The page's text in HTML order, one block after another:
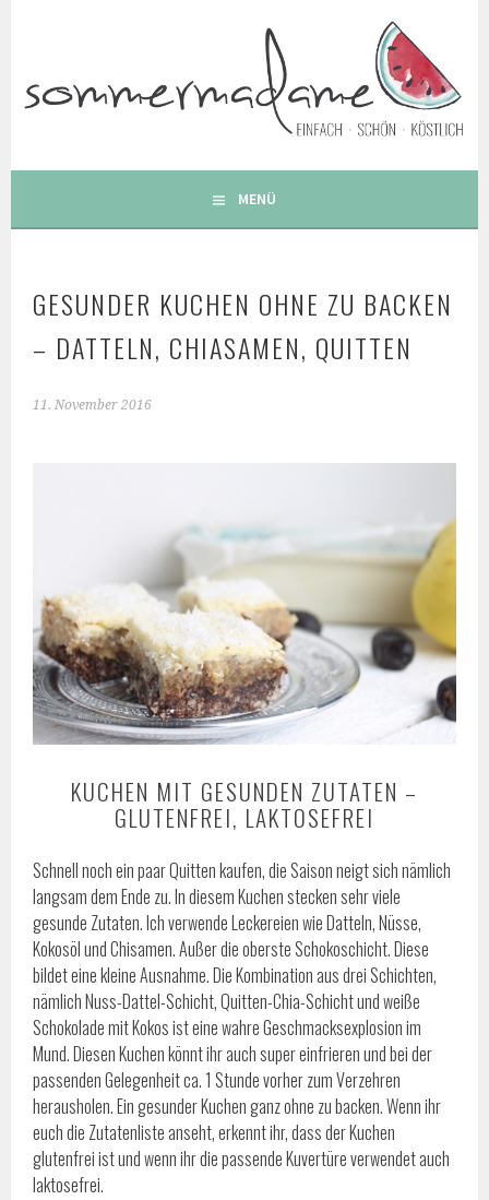
FOODBLOG – GESUNDE LECKERE EINFACHE BUNTE UND
BESONDERE REZEPTE
MENÜ
GESUNDER KUCHEN OHNE ZU BACKEN
– DATTELN, CHIASAMEN, QUITTEN
11. November 2016
KUCHEN MIT GESUNDEN ZUTATEN –
GLUTENFREI, LAKTOSEFREI
Schnell noch ein paar Quitten kaufen, die Saison neigt sich nämlich
langsam dem Ende zu. In diesem Kuchen stecken sehr viele
gesunde Zutaten. Ich verwende Leckereien wie Datteln, Nüsse,
Kokosöl und Chisamen. Außer die oberste Schokoschicht. Diese
bildet eine kleine Ausnahme. Die Kombination aus drei Schichten,
nämlich Nuss-Dattel-Schicht, Quitten-Chia-Schicht und weiße
Schokolade mit Kokos ist eine wahre Geschmacksexplosion im
Mund. Diesen Kuchen könnt ihr auch super einfrieren und bei der
passenden Gelegenheit ca. 1 Stunde vorher zum Verzehren
herausholen. Ein gesunder Kuchen ganz ohne zu backen. Wenn ihr
euch die Zutatenliste anseht, erkennt ihr, dass der Kuchen
glutenfrei ist und wenn ihr die passende Kuvertüre verwendet auch
laktosefrei.